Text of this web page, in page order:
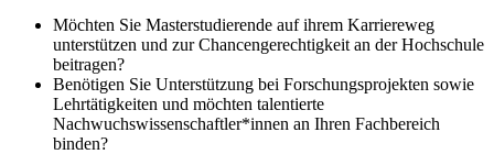
Möchten Sie Masterstudierende auf ihrem Karriereweg
unterstützen und zur Chancengerechtigkeit an der Hochschule
beitragen?
Benötigen Sie Unterstützung bei Forschungsprojekten sowie
Lehrtätigkeiten und möchten talentierte
Nachwuchswissenschaftler*innen an Ihren Fachbereich
binden?